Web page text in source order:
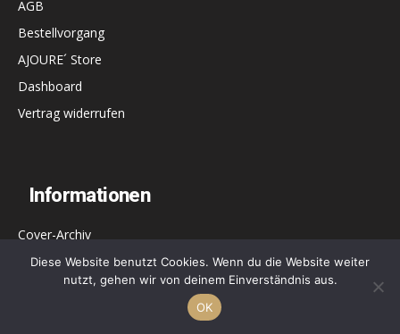
AGB
Bestellvorgang
AJOURE´ Store
Dashboard
Vertrag widerrufen
Informationen
Cover-Archiv
Unser Team
Mediadaten
Diese Website benutzt Cookies. Wenn du die Website weiter
nutzt, gehen wir von deinem Einverständnis aus.
OK